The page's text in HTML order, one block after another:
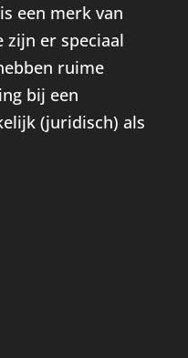
een merk van
zijn er speciaal
ruime
bij een
(juridisch) als